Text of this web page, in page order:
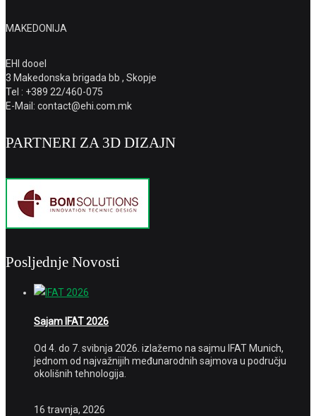
MAKEDONIJA
EHI dooel
3 Makedonska brigada bb , Skopje
Tel : +389 22/460-075
E-Mail: contact@ehi.com.mk
PARTNERI ZA 3D DIZAJN
Posljednje Novosti
Sajam IFAT 2026
Od 4. do 7. svibnja 2026. izlažemo na sajmu IFAT Munich,
jednom od najvažnijih međunarodnih sajmova u području
okolišnih tehnologija.
16 travnja, 2026